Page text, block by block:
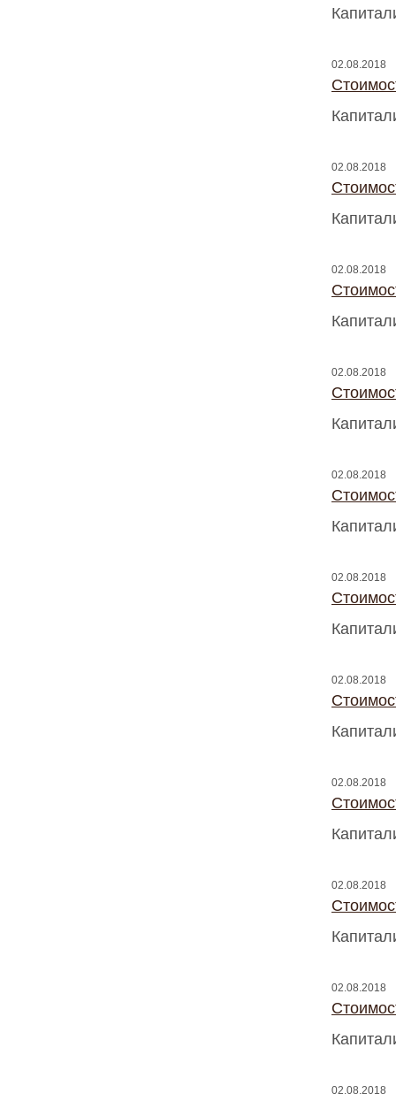
02.08.2018
02.08.2018
02.08.2018
02.08.2018
02.08.2018
02.08.2018
02.08.2018
02.08.2018
02.08.2018
02.08.2018
02.08.2018